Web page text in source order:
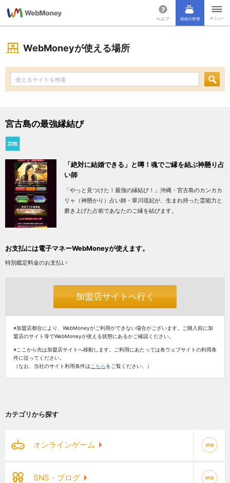
WebMoneyが使える場所
宮古島の最強縁結び
「絶対に結婚できる」と噂！魂でご縁を結ぶ神懸り占
い師
「やっと見つけた！最強の縁結び！」沖縄・宮古島のカンカカ
リャ（神懸かり）占い師・翠川琉妃が、生まれ持った霊能力と
磨き上げた占術であなたのご縁を結びます。
お支払には電子マネーWebMoneyが使えます。
特別鑑定料金のお支払い
加盟店サイトへ行く
※加盟店都合により、WebMoneyがご利用ができない場合がございます。ご購入前に加
盟店のサイト等でWebMoneyが使える状態にあるかご確認ください。
※ここから先は加盟店サイトへ移動します。ご利用にあたっては各ウェブサイトの利用条
件に従ってください。
（なお、当社のサイト利用条件は こちらをご覧ください。）
カテゴリから探す
オンラインゲーム
SNS・ブログ